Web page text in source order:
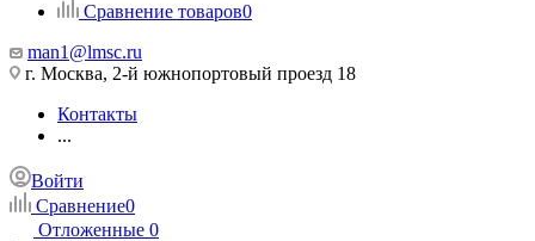
Сравнение товаров0
man1@lmsc.ru
г. Москва, 2-й южнопортовый проезд 18
Контакты
...
Войти
Сравнение0
Отложенные 0